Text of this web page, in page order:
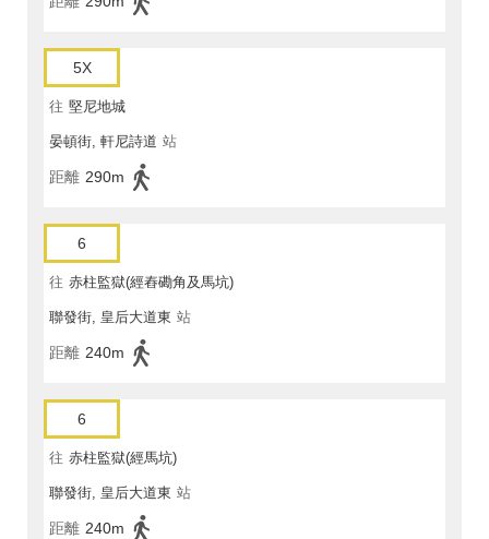
5X
往 堅尼地城
晏頓街, 軒尼詩道 站
距離 290m
6
往 赤柱監獄(經舂磡角及馬坑)
聯發街, 皇后大道東 站
距離 240m
6
往 赤柱監獄(經馬坑)
聯發街, 皇后大道東 站
距離 240m